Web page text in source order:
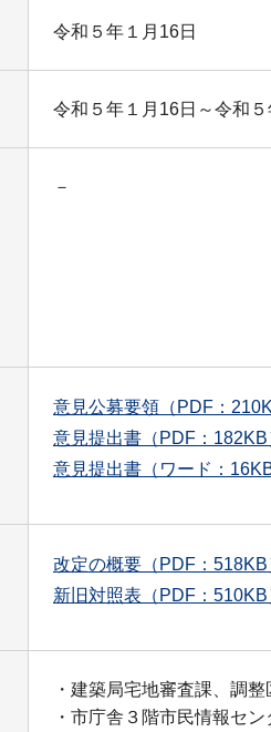
令和５年１月16日
令和５年１月16日～令和５
－
意見公募要領（PDF：
意見提出書（PDF：182KB
意見提出書（ワード：16KB
改定の概要（PDF：518KB
新旧対照表（PDF：510KB
・建築局宅地審査課、調整
・市庁舎３階市民情報セン